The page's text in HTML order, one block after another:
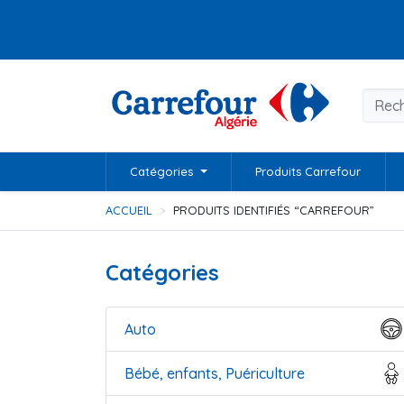
Catégories Produits Carrefour
ACCUEIL PRODUITS IDENTIFIÉS “CARREFOUR”
Catégories
Auto
Bébé, enfants, Puériculture